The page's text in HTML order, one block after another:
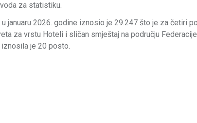
za statistiku.
januaru 2026. godine iznosio je 29.247 što je za četiri
za vrstu Hoteli i sličan smještaj na području Federacije
iznosila je 20 posto.